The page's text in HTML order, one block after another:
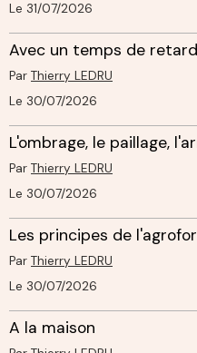
Le 31/07/2026
Avec un temps de
Par Thierry LEDRU
Le 30/07/2026
L'ombrage, le paillage,
Par Thierry LEDRU
Le 30/07/2026
Les principes de
Par Thierry LEDRU
Le 30/07/2026
A la maison